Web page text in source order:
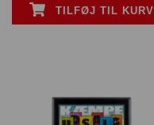
TILFØJ TIL KURV